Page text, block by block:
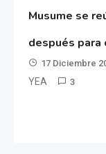
Musume se
después para
17 Diciembre
YEA
3